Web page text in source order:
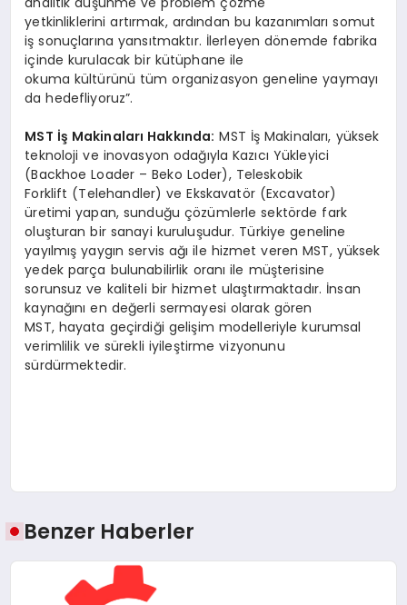
yetkinliklerini artırmak, ardından bu kazanımları somut
iş sonuçlarına yansıtmaktır. İlerleyen dönemde fabrika
içinde kurulacak bir kütüphane ile
okuma kültürünü tüm organizasyon geneline yaymayı
da hedefliyoruz”.
MST İş Makinaları Hakkında: MST İş Makinaları, yüksek
teknoloji ve inovasyon odağıyla Kazıcı Yükleyici
(Backhoe Loader – Beko Loder), Teleskobik
Forklift (Telehandler) ve Ekskavatör (Excavator)
üretimi yapan, sunduğu çözümlerle sektörde fark
oluşturan bir sanayi kuruluşudur. Türkiye geneline
yayılmış yaygın servis ağı ile hizmet veren MST, yüksek
yedek parça bulunabilirlik oranı ile müşterisine
sorunsuz ve kaliteli bir hizmet ulaştırmaktadır. İnsan
kaynağını en değerli sermayesi olarak gören
MST, hayata geçirdiği gelişim modelleriyle kurumsal
verimlilik ve sürekli iyileştirme vizyonunu
sürdürmektedir.
Benzer Haberler